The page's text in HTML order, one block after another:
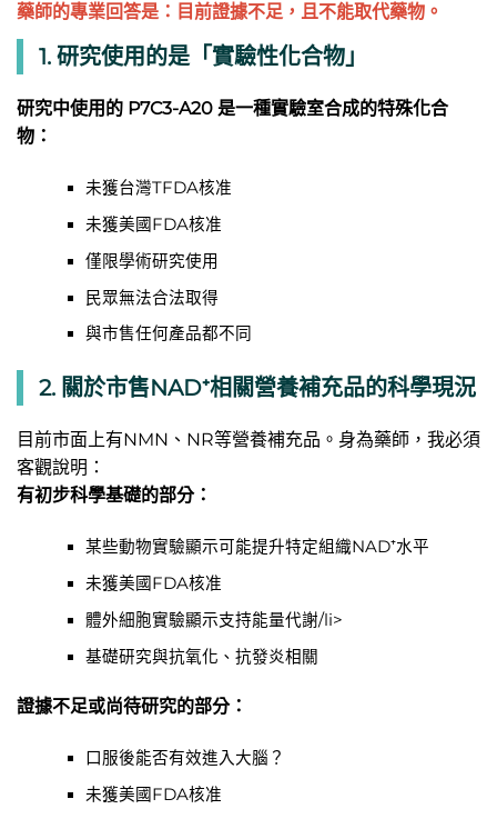
藥師的專業回答是：目前證據不足，且不能取代藥物。
1. 研究使用的是「 實驗性化合物」
研究中使用的 P7C3-A20 是一種實驗室合成的特殊化合
物：
未獲台灣TFDA核准
未獲美國FDA核准
僅限學術研究使用
民眾無法合法取得
與市售任何產品都不同
2. 關於市售NAD⁺相關營養補充品的科學現況
目前市面上有NMN、NR等營養補充品。身為藥師，我必須
客觀說明：
有初步科學基礎的部分：
某些動物實驗顯示可能提升特定組織NAD⁺水平
未獲美國FDA核准
體外細胞實驗顯示支持能量代謝/li>
基礎研究與抗氧化、抗發炎相關
證據不足或尚待研究的部分：
口服後能否有效進入大腦？
未獲美國FDA核准